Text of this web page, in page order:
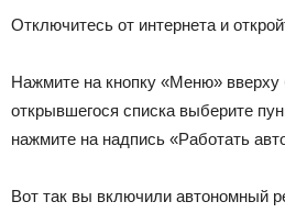
Отключитесь от интернета и
Нажмите на кнопку «Меню» вверху
открывшегося списка выберите
нажмите на надпись «Работать
Вот так вы включили автономный